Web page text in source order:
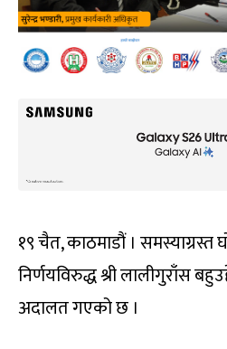
१९ चैत, काठमाडौं । समस्याग्रस्त
निर्णयविरुद्ध श्री लालीगुराँस
अदालत गएको छ ।